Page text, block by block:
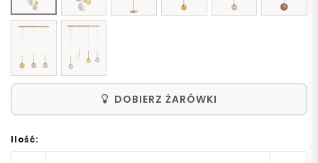
DOBIERZ ŻARÓWKI
Ilość: